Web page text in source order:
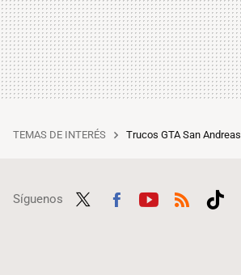
TEMAS DE INTERÉS Trucos GTA San Andreas
Síguenos